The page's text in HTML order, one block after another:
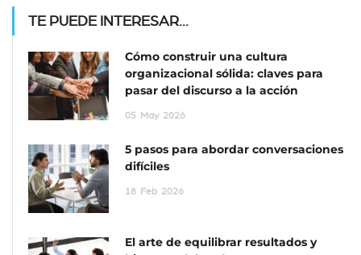
TE PUEDE INTERESAR...
Cómo construir una cultura
organizacional sólida: claves para
pasar del discurso a la acción
05 May 2026
5 pasos para abordar conversaciones
difíciles
18 Feb 2026
El arte de equilibrar resultados y